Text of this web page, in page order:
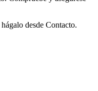
desde Contacto.